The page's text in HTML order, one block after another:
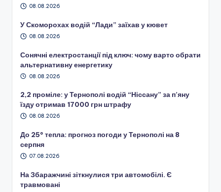
08.08.2026
У Скоморохах водій “Лади” заїхав у кювет
08.08.2026
Сонячні електростанції під ключ: чому варто обрати
альтернативну енергетику
08.08.2026
2,2 проміле: у Тернополі водій “Ніссану” за п’яну
їзду отримав 17000 грн штрафу
08.08.2026
До 25° тепла: прогноз погоди у Тернополі на 8
серпня
07.08.2026
На Збаражчині зіткнулися три автомобілі. Є
травмовані